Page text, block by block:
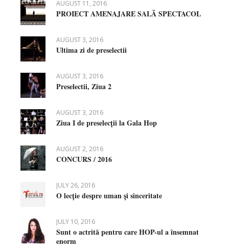
AUGUST 11, 2016
PROIECT AMENAJARE SALĂ SPECTACOL
AUGUST 3, 2016
Ultima zi de preselectii
AUGUST 3, 2016
Preselectii, Ziua 2
AUGUST 3, 2016
Ziua I de preselecții la Gala Hop
AUGUST 2, 2016
CONCURS / 2016
JULY 26, 2016
O lecție despre uman și sinceritate
JULY 10, 2016
Sunt o actrită pentru care HOP-ul a însemnat
enorm